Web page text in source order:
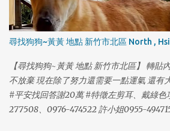
尋找狗狗~黃黃 地點 新竹市北區 North ,
【尋找狗狗~黃黃 地點 新竹市北區】 轉貼
不放棄 現在除了努力還需要一點運氣 還有
#平安找回答謝20萬 #特徵左剪耳、戴綠
277508、0976-474522 許小姐0955-